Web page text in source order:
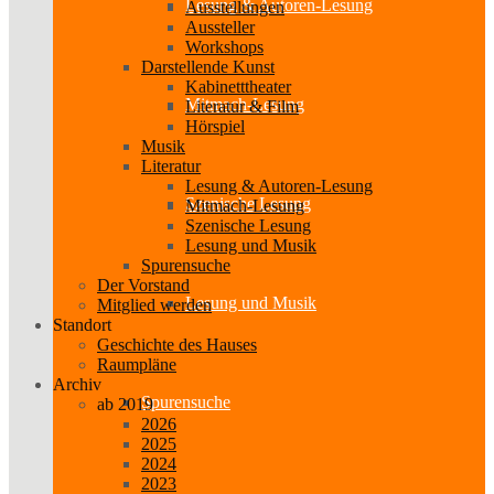
Lesung & Autoren-Lesung
Mitmach-Lesung
Szenische Lesung
Lesung und Musik
Spurensuche
Ausstellungen
Aussteller
Workshops
Darstellende Kunst
Kabinetttheater
Literatur & Film
Hörspiel
Musik
Literatur
Lesung & Autoren-Lesung
Mitmach-Lesung
Szenische Lesung
Lesung und Musik
Spurensuche
Der Vorstand
Mitglied werden
Standort
Geschichte des Hauses
Raumpläne
Archiv
ab 2019
2026
2025
2024
2023